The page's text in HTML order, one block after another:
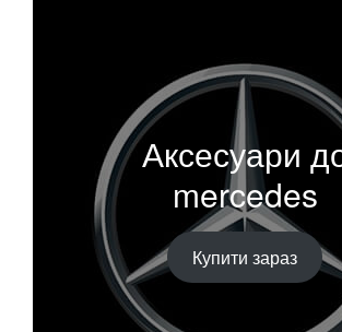
Аксесуари
mercedes
Купити зараз